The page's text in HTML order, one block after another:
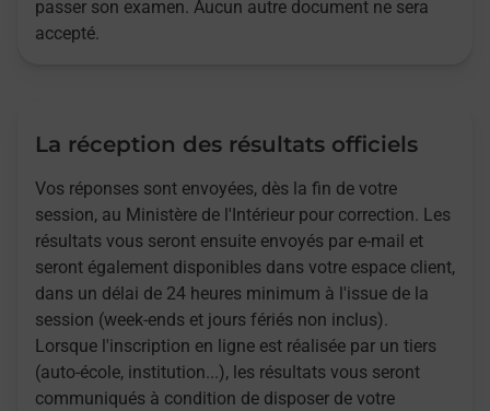
passer son examen. Aucun autre document ne sera
accepté.
La réception des résultats officiels
Vos réponses sont envoyées, dès la fin de votre
session, au Ministère de l'Intérieur pour correction. Les
résultats vous seront ensuite envoyés par e-mail et
seront également disponibles dans votre espace client,
dans un délai de 24 heures minimum à l'issue de la
session (week-ends et jours fériés non inclus).
Lorsque l'inscription en ligne est réalisée par un tiers
(auto-école, institution...), les résultats vous seront
communiqués à condition de disposer de votre